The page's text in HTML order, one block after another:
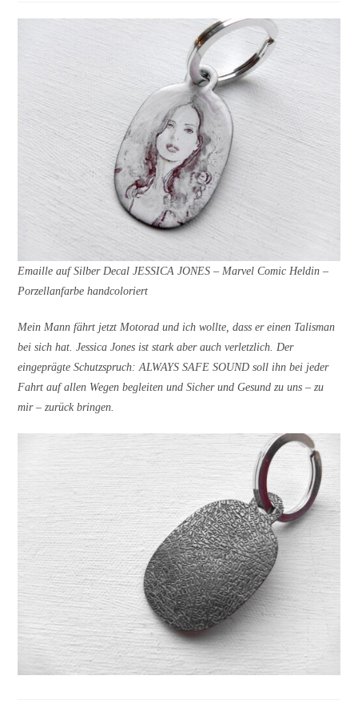
Emaille auf Silber Decal JESSICA JONES – Marvel Comic Heldin –
Porzellanfarbe handcoloriert
Mein Mann fährt jetzt Motorad und ich wollte, dass er einen Talisman
bei sich hat. Jessica Jones ist stark aber auch verletzlich. Der
eingeprägte Schutzspruch: ALWAYS SAFE SOUND soll ihn bei jeder
Fahrt auf allen Wegen begleiten und Sicher und Gesund zu uns – zu
mir – zurück bringen.